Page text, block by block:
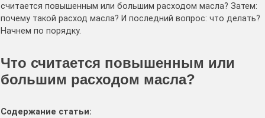
считается повышенным или большим расходом масла? Затем:
почему такой расход масла? И последний вопрос: что делать?
Начнем по порядку.
Что считается повышенным или
большим расходом масла?
Содержание статьи: